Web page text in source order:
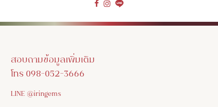
สอบถามข้อมูลเพิ่มเติม
โทร 098-052-3666
LINE @iringems